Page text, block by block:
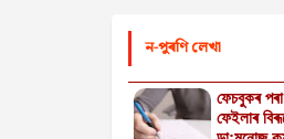
ন-পুৰণি লেখা
ফেচবুকৰ
ফেইলাৰ